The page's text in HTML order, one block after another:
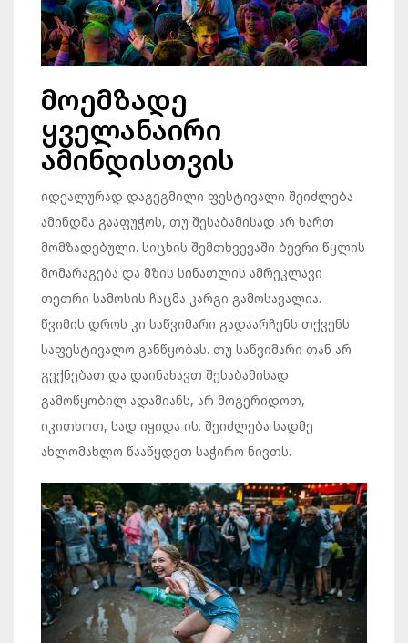
მოემზადე
ყველანაირი
ამინდისთვის
იდეალურად დაგეგმილი ფესტივალი შეიძლება
ამინდმა გააფუჭოს, თუ შესაბამისად არ ხართ
მომზადებული. სიცხის შემთხვევაში ბევრი წყლის
მომარაგება და მზის სინათლის ამრეკლავი
თეთრი სამოსის ჩაცმა კარგი გამოსავალია.
წვიმის დროს კი საწვიმარი გადაარჩენს თქვენს
საფესტივალო განწყობას. თუ საწვიმარი თან არ
გექნებათ და დაინახავთ შესაბამისად
გამოწყობილ ადამიანს, არ მოგერიდოთ,
იკითხოთ, სად იყიდა ის. შეიძლება სადმე
ახლომახლო წააწყდეთ საჭირო ნივთს.